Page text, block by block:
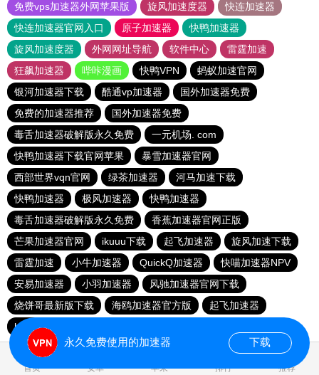
免费vps加速器外网苹果版
旋风加速度器
快连加速器
快连加速器官网入口
原子加速器
快鸭加速器
旋风加速度器
外网网址导航 软件中心
雷霆加速
狂飙加速器
哔咔漫画 快鸭VPN
蚂蚁加速官网
银河加速器下载
酷通vp加速器
国外加速器免费
免费的加速器推荐
国外加速器免费
毒舌加速器破解版永久免费
一元机场. com
快鸭加速器下载官网苹果
暴雪加速器官网
西部世界vqn官网
绿茶加速器
河马加速下载
快鸭加速器
极风加速器
快鸭加速器
毒舌加速器破解版永久免费
香蕉加速器官网正版
芒果加速器官网
ikuuu下载 起飞加速器
旋风加速下载
雷霆加速
小牛加速器 QuickQ加速器
快喵加速器NPV
安易加速器
小羽加速器
风驰加速器官网下载
烧饼哥最新版下载
海鸥加速器官方版
起飞加速器
hammer官网加速器
首页 安卓 苹果 排行 推荐
永久免费使用的加速器 下载
0.019083s